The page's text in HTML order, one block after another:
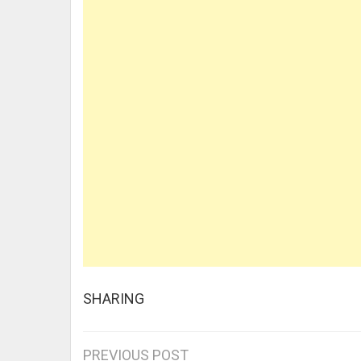
SHARING
PREVIOUS POST